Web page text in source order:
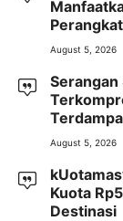
August 5, 2026
August 5, 2026
Kuota
Destinasi